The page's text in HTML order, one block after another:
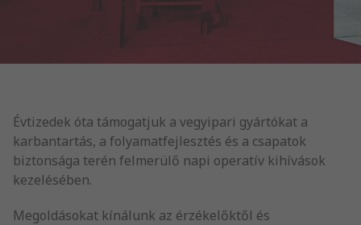
Évtizedek óta támogatjuk a vegyipari gyártókat a
karbantartás, a folyamatfejlesztés és a csapatok
biztonsága terén felmerülő napi operatív kihívások
kezelésében.
Megoldásokat kínálunk az érzékelőktől és